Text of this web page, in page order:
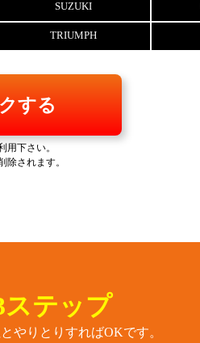
SUZUKI
TRIUMPH
する
用下さい。
されます。
ステップ
やりとりすればOKです。